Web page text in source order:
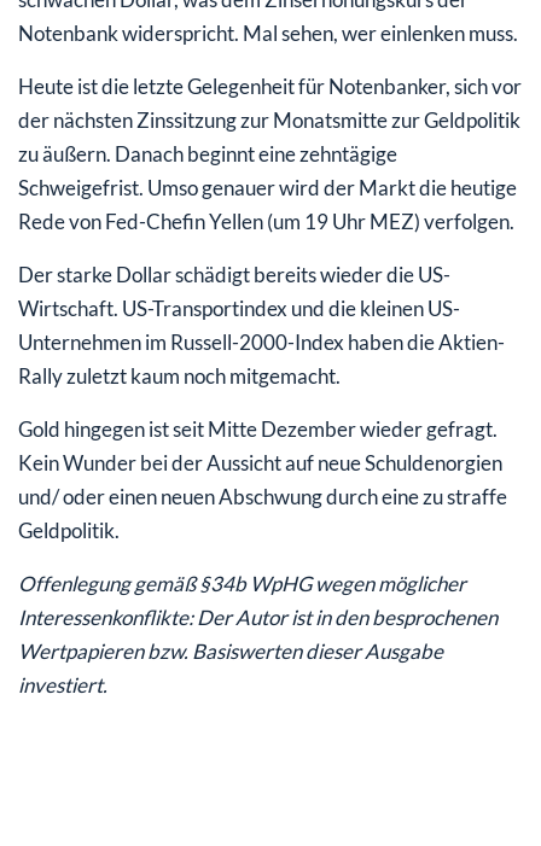
Notenbank widerspricht. Mal sehen, wer einlenken muss.
Heute ist die letzte Gelegenheit für Notenbanker, sich vor
der nächsten Zinssitzung zur Monatsmitte zur Geldpolitik
zu äußern. Danach beginnt eine zehntägige
Schweigefrist. Umso genauer wird der Markt die heutige
Rede von Fed-Chefin Yellen (um 19 Uhr MEZ) verfolgen.
Der starke Dollar schädigt bereits wieder die US-
Wirtschaft. US-Transportindex und die kleinen US-
Unternehmen im Russell-2000-Index haben die Aktien-
Rally zuletzt kaum noch mitgemacht.
Gold hingegen ist seit Mitte Dezember wieder gefragt.
Kein Wunder bei der Aussicht auf neue Schuldenorgien
und/ oder einen neuen Abschwung durch eine zu straffe
Geldpolitik.
Offenlegung gemäß §34b WpHG wegen möglicher
Interessenkonflikte: Der Autor ist in den besprochenen
Wertpapieren bzw. Basiswerten dieser Ausgabe
investiert.